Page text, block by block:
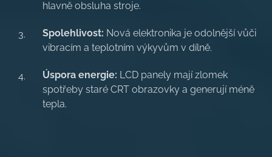
hlavně obsluha stroje.
Spolehlivost: Nová elektronika je odolnější vůči
vibracím a teplotním výkyvům v dílně.
Úspora energie: LCD panely mají zlomek
spotřeby staré CRT obrazovky a generují méně
tepla.